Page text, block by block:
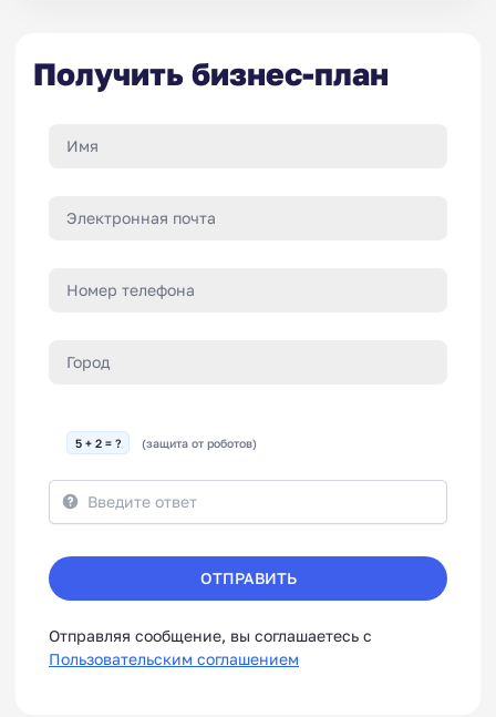
Получить бизнес-план
5 + 2 = ? (защита от роботов)
ОТПРАВИТЬ
Отправляя сообщение, вы соглашаетесь с
Пользовательским соглашением